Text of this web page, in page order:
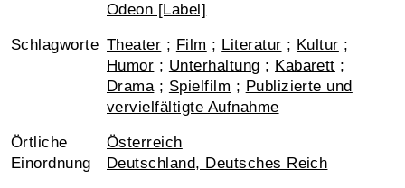
Odeon [Label]
Schlagworte Theater ; Film ; Literatur ; Kultur ;
Humor ; Unterhaltung ; Kabarett ;
Drama; Spielfilm ; Publizierte und
vervielfältigte Aufnahme
Örtliche
Einordnung
Österreich
Deutschland, Deutsches Reich